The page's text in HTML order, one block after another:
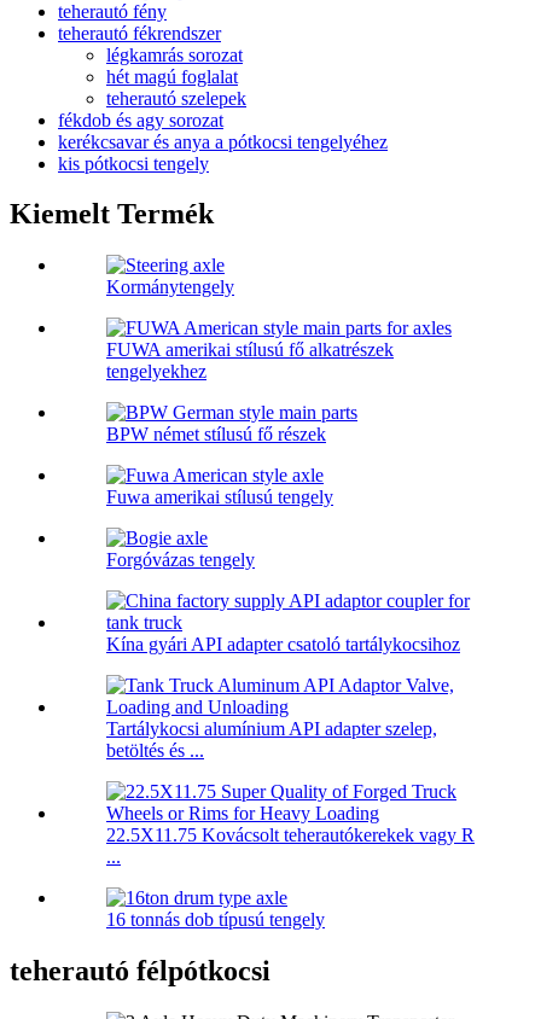
teherautó fény
teherautó fékrendszer
légkamrás sorozat
hét magú foglalat
teherautó szelepek
fékdob és agy sorozat
kerékcsavar és anya a pótkocsi tengelyéhez
kis pótkocsi tengely
Kiemelt Termék
Kormánytengely
FUWA amerikai stílusú fő alkatrészek
tengelyekhez
BPW német stílusú fő részek
Fuwa amerikai stílusú tengely
Forgóvázas tengely
Kína gyári API adapter csatoló tartálykocsihoz
Tartálykocsi alumínium API adapter szelep,
betöltés és ...
22.5X11.75 Kovácsolt teherautókerekek vagy R
...
16 tonnás dob típusú tengely
teherautó félpótkocsi